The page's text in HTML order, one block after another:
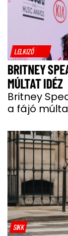
LELKIZŐ
BRITNEY
MÚLTAT IDÉZ
Britney
a fájó
SIKK